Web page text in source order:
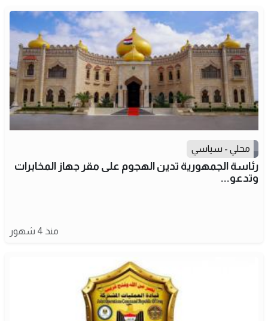
محلي - سياسي
رئاسة الجمهورية تدين الهجوم على مقر جهاز المخابرات
وتدعو...
منذ 4 شهور